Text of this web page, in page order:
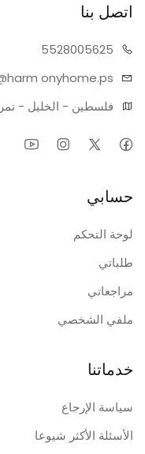
اتصل بنا
05625
55280
onyhome.ps
فلسطين - الخليل -
حسابي
لوحة التحكم
طلباتي
مراجعاتي
ملفي الشخصي
خدماتنا
سياسة الإرجاع
الأسئلة الأكثر شيوعا